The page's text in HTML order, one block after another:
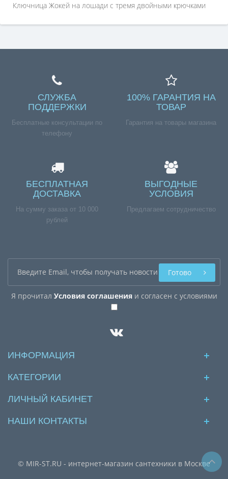
Ключница Жокей на лошади с тремя двойными крючками
СЛУЖБА
ПОДДЕРЖКИ
Бесплатные консультации по
телефону
100% ГАРАНТИЯ НА
ТОВАР
Гарантия на товары магазина
БЕСПЛАТНАЯ
ДОСТАВКА
На сумму заказа от 10 000
рублей
ВЫГОДНЫЕ
УСЛОВИЯ
Предлагаем сотрудничество
Я прочитал Условия соглашенияи согласен с условиями
Готово
ИНФОРМАЦИЯ
КАТЕГОРИИ
ЛИЧНЫЙ КАБИНЕТ
НАШИ КОНТАКТЫ
© MIR-ST.RU - интернет-магазин сантехники в Москве